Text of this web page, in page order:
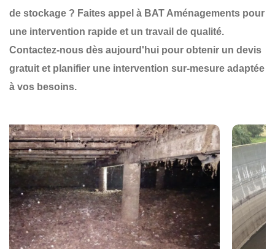
de stockage ? Faites appel à BAT Aménagements pour
une intervention rapide et un travail de qualité.
Contactez-nous dès aujourd'hui pour obtenir un devis
gratuit et planifier une intervention sur-mesure adaptée
à vos besoins.